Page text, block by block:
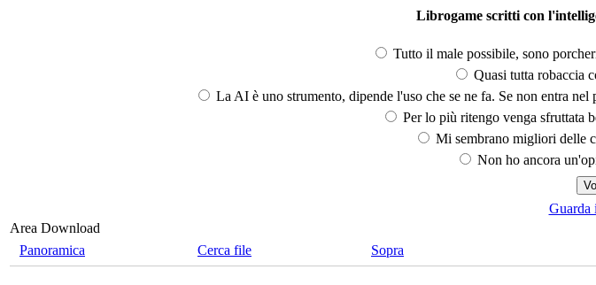
Librogame scritti con
Tutto il male possibile, sono
Quasi tutta robaccia
La AI è uno strumento, dipende l'uso che se ne fa. Se non entra
Per lo più ritengo venga sfruttata
Mi sembrano migliori delle
Non ho ancora
Guarda
Area Download
Panoramica
Cerca file Sopra